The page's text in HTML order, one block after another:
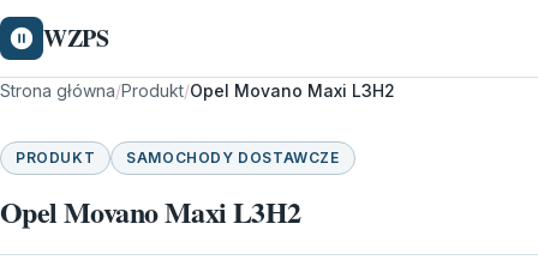
WZPS
Strona główna/Produkt/Opel Movano Maxi L3H2
PRODUKT SAMOCHODY DOSTAWCZE
Opel Movano Maxi L3H2